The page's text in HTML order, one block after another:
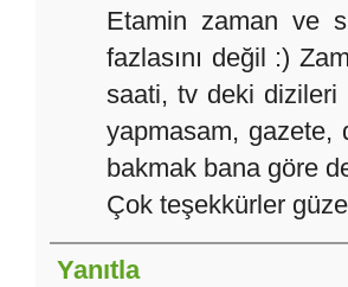
Etamin zaman ve
fazlasını değil :)
saati, tv deki dizileri
yapmasam, gazete,
bakmak bana göre
Çok teşekkürler
Yanıtla